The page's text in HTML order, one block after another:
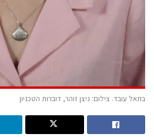
בתאל עובד. צילום: ניצן זוהר, דוברות הטכניון